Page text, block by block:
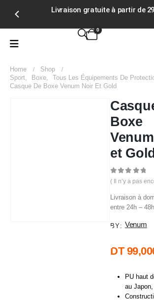
Livraison gratuite à partir de
0
Home
Shop
Sport, Boxe,
Tous Les Équipements De
Casque De Boxe Venum Noir Et Gold
Boxe
et Gold
0out of 5
( Il n’y a pas
Livraison à
entre 24h – 48h
BY: Venum
DT
PU haut
au Japon,